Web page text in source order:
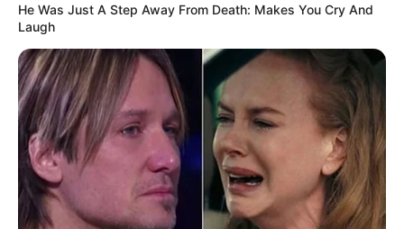
He Was Just A Step Away From Death: Makes You Cry And
Laugh